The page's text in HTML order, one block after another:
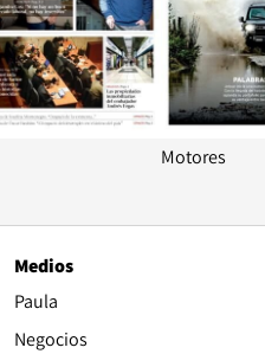
Motores
Medios
Paula
Negocios